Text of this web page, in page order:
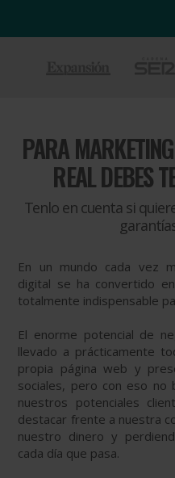
PARA
REAL DEBES
Tenlo en cuenta si
En un mundo cada vez
digital se ha convertido
totalmente indispensable
El enorme potencial de
llevado a prácticamente
propia página web y
sociales, pero con eso no
nuestros potenciales
destacar frente a nuestra
nuestro dinero y
cada día que pasa.